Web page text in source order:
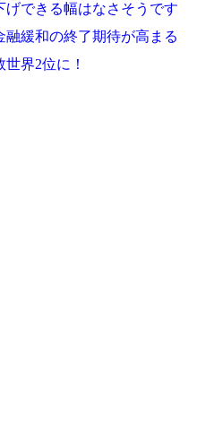
げできる幅はなさそうです
緩和の終了期待が高まる
界2位に！